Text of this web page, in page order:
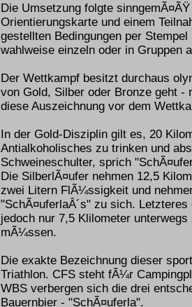
Die Umsetzung folgte
Orientierungskarte und einem
gestellten Bedingungen per
wahlweise einzeln oder in Gruppen
Der Wettkampf besitzt durchaus
von Gold, Silber oder Bronze geht -
diese Auszeichnung vor dem
In der Gold-Disziplin gilt es, 20
Antialkoholisches zu trinken und
Schweineschulter, sprich
Die SilberlÃ¤ufer nehmen 12,5
zwei Litern FlÃ¼ssigkeit und
"SchÃ¤uferlaÂ´s" zu sich.
jedoch nur 7,5 Klilometer
mÃ¼ssen.
Die exakte Bezeichnung dieser
Triathlon. CFS steht fÃ¼r
WBS verbergen sich die drei
Bauernbier - "SchÃ¤uferla".